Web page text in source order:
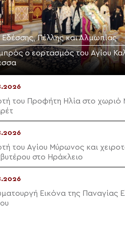
Εδέσσης, Πέλλης και Αλμωπίας
ο εορτασμός του Αγίου
του Προφήτη Ηλία στο χωριό
του Αγίου Μύρωνος και
στο Ηράκλειο
Εικόνα της Παναγίας